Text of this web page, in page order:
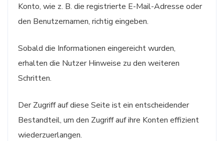
Konto, wie z. B. die registrierte E-Mail-Adresse oder
den Benutzernamen, richtig eingeben.
Sobald die Informationen eingereicht wurden,
erhalten die Nutzer Hinweise zu den weiteren
Schritten.
Der Zugriff auf diese Seite ist ein entscheidender
Bestandteil, um den Zugriff auf ihre Konten effizient
wiederzuerlangen.